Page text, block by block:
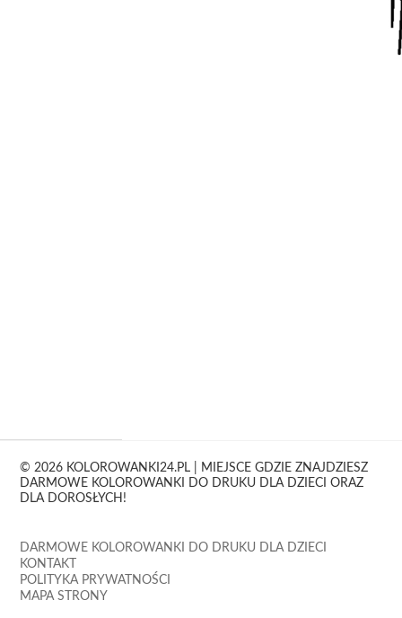
© 2026 KOLOROWANKI24.PL | MIEJSCE GDZIE ZNAJDZIESZ
DARMOWE KOLOROWANKI DO DRUKU DLA DZIECI ORAZ
DLA DOROSŁYCH!
DARMOWE KOLOROWANKI DO DRUKU DLA DZIECI
KONTAKT
POLITYKA PRYWATNOŚCI
MAPA STRONY